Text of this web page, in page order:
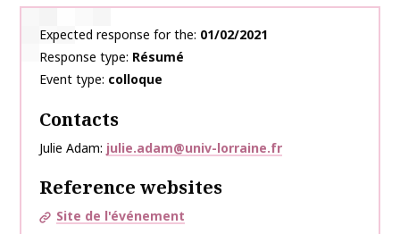
Expected response for the 01/02/2021
Response type Résumé
Event type colloque
Contacts
Julie Adam julie.adam@univ-lorraine.fr
Reference websites
Site de l'événement